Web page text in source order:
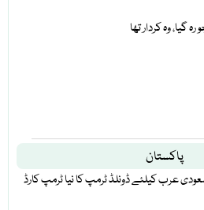
رہ گیا، وہ کردار تھا
پاکستان
عرب کیلئے ڈونلڈ ٹرمپ کا نیا ٹرمپ کارڈ